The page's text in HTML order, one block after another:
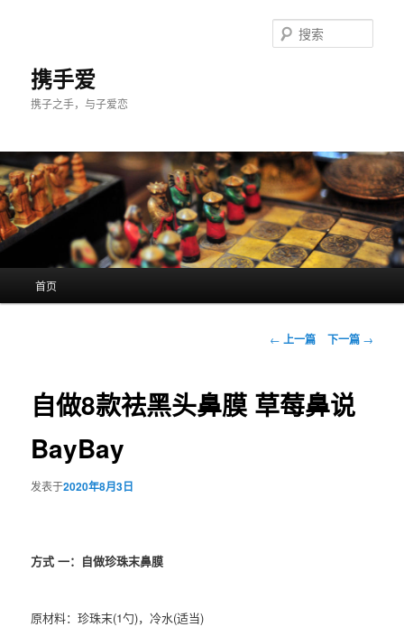
携手爱
携子之手，与子爱恋
索
首页
文
航
← 上一篇 下一篇 →
自做8款祛黑头鼻膜 草莓鼻说
BayBay
发表于2020年8月3日
方式 一：自做珍珠末鼻膜
原材料：珍珠末(1勺)，冷水(适当)